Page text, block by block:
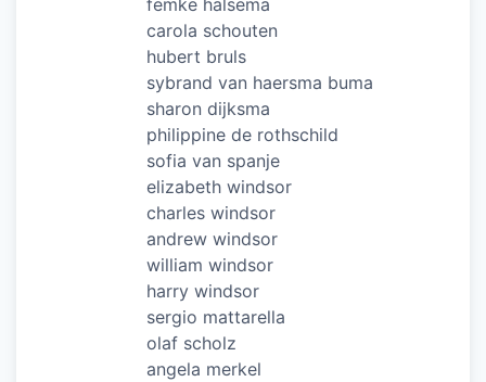
femke halsema
carola schouten
hubert bruls
sybrand van haersma buma
sharon dijksma
philippine de rothschild
sofia van spanje
elizabeth windsor
charles windsor
andrew windsor
william windsor
harry windsor
sergio mattarella
olaf scholz
angela merkel